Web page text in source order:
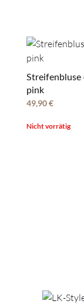
Streifenbluse
pink
49,90€
Nicht vorrätig